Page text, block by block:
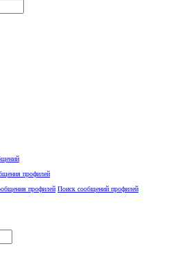
профилей
профилей Поиск сообщений профилей